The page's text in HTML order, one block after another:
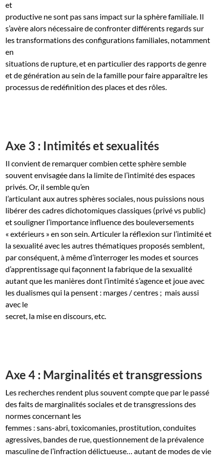
et
productive ne sont pas sans impact sur la sphère familiale. Il
s’avère alors nécessaire de confronter différents regards sur
les transformations des configurations familiales, notamment
en
situations de rupture, et en particulier des rapports de genre
et de génération au sein de la famille pour faire apparaître les
processus de redéfinition des places et des rôles.
Axe 3 : Intimités et sexualités
Il convient de remarquer combien cette sphère semble
souvent envisagée dans la limite de l’intimité des espaces
privés. Or, il semble qu’en
l’articulant aux autres sphères sociales, nous puissions nous
libérer des cadres dichotomiques classiques (privé vs public)
et souligner l’importance influence des bouleversements
« extérieurs » en son sein. Articuler la réflexion sur l’intimité et
la sexualité avec les autres thématiques proposés semblent,
par conséquent, à même d’interroger les modes et sources
d’apprentissage qui façonnent la fabrique de la sexualité
autant que les manières dont l’intimité s’agence et joue avec
les dualismes qui la pensent : marges / centres ; mais aussi
avec le
secret, la mise en discours, etc.
Axe 4 : Marginalités et transgressions
Les recherches rendent plus souvent compte que par le passé
des faits de marginalités sociales et de transgressions des
normes concernant les
femmes : sans-abri, toxicomanies, prostitution, conduites
agressives, bandes de rue, questionnement de la prévalence
masculine de l’infraction délictueuse… autant de modes de vie